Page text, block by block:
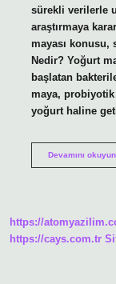
sürekli verilerle
araştırmaya
mayası konusu,
Nedir? Yoğurt
başlatan
maya,
yoğurt haline
Devamını okuyun
https://
https://cays.com.tr